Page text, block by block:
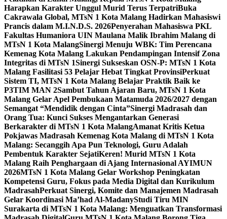
Harapkan Karakter Unggul Murid Terus TerpatriBuka
Cakrawala Global, MTsN 1 Kota Malang Hadirkan Mahasiswi
Prancis dalam M.I.N.D.S. 2026Penyerahan Mahasiswa PKL
Fakultas Humaniora UIN Maulana Malik Ibrahim Malang di
MTsN 1 Kota MalangSinergi Menuju WBK: Tim Perencana
Kemenag Kota Malang Lakukan Pendampingan Intensif Zona
Integritas di MTsN 1Sinergi Sukseskan OSN-P: MTsN 1 Kota
Malang Fasilitasi 53 Pelajar Hebat Tingkat ProvinsiPerkuat
Sistem TI, MTsN 1 Kota Malang Belajar Praktik Baik ke
P3TIM MAN 2Sambut Tahun Ajaran Baru, MTsN 1 Kota
Malang Gelar Apel Pembukaan Matamuda 2026/2027 dengan
Semangat “Mendidik dengan Cinta”Sinergi Madrasah dan
Orang Tua: Kunci Sukses Mengantarkan Generasi
Berkarakter di MTsN 1 Kota MalangAmanat Kritis Ketua
Pokjawas Madrasah Kemenag Kota Malang di MTsN 1 Kota
Malang: Secanggih Apa Pun Teknologi, Guru Adalah
Pembentuk Karakter SejatiKeren! Murid MTsN 1 Kota
Malang Raih Penghargaan di Ajang Internasional AYIMUN
2026MTsN 1 Kota Malang Gelar Workshop Peningkatan
Kompetensi Guru, Fokus pada Media Digital dan Kurikulum
MadrasahPerkuat Sinergi, Komite dan Manajemen Madrasah
Gelar Koordinasi Ma’had Al-MadanyStudi Tiru MIN
Surakarta di MTsN 1 Kota Malang: Menguatkan Transformasi